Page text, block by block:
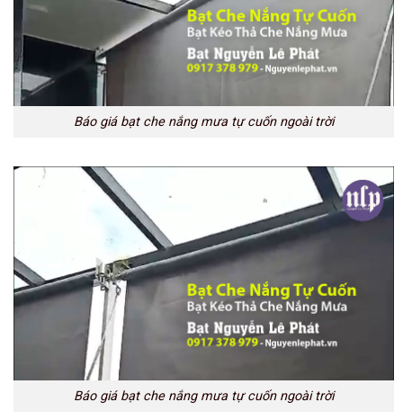
Báo giá bạt che nắng mưa tự cuốn ngoài trời
Báo giá bạt che nắng mưa tự cuốn ngoài trời